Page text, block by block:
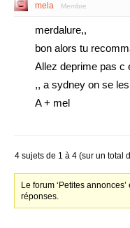
mela Membre
merdalure,,
bon alors tu
Allez deprime pas c
,, a sydney on se
A + mel
4 sujets de 1 à 4 (sur un total
Le forum ‘Petites
réponses.